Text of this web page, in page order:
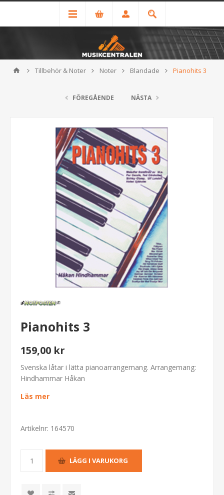
Tillbehör & Noter Noter Blandade Pianohits 3
FÖREGÅENDE NÄSTA
Pianohits 3
159,00 kr
Svenska låtar i lätta pianoarrangemang. Arrangemang:
Hindhammar Håkan
Läs mer
Artikelnr: 164570